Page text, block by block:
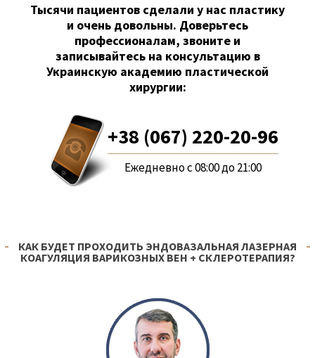
Тысячи пациентов сделали у нас пластику
и очень довольны. Доверьтесь
профессионалам, звоните и
записывайтесь на консультацию в
Украинскую академию пластической
хирургии:
+38 (067) 220-20-96
Ежедневно с 08:00 до 21:00
КАК БУДЕТ ПРОХОДИТЬ ЭНДОВАЗАЛЬНАЯ ЛАЗЕРНАЯ
КОАГУЛЯЦИЯ ВАРИКОЗНЫХ ВЕН + СКЛЕРОТЕРАПИЯ?